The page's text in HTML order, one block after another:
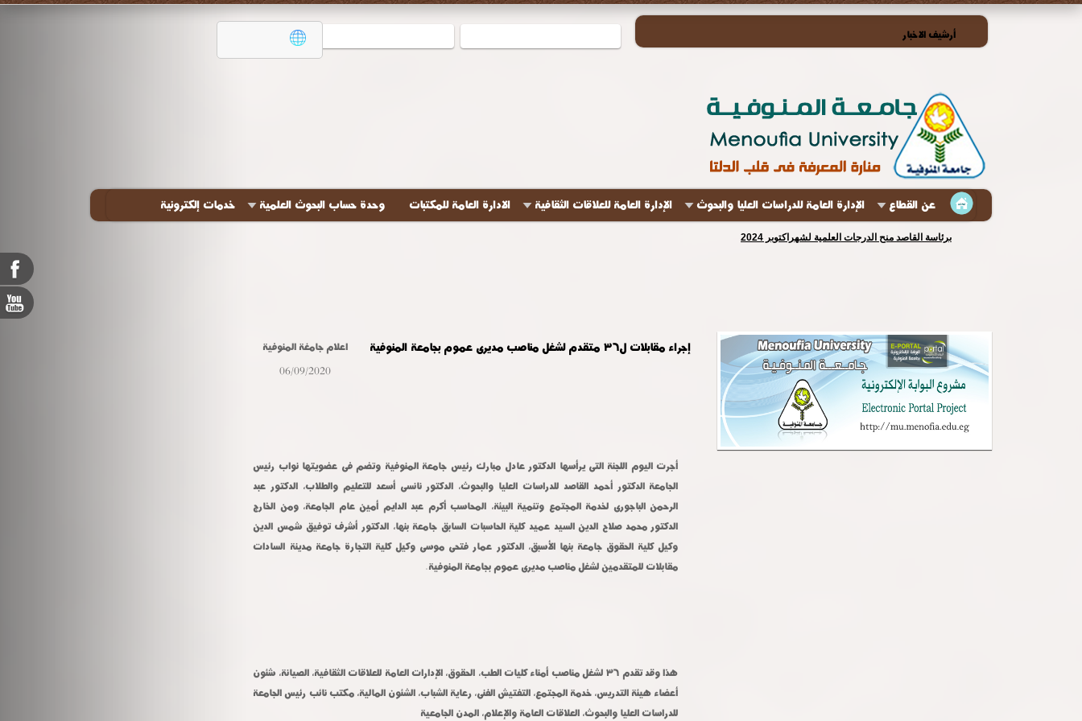
أرشيف الاخبار
عن القطاع الإدارة العامة للدراسات العليا والبحوث الإدارة العامة للعلاقات الثقافية الادارة العامة للمكتبات وحدة حساب البحوث العلمية خدمات إلكترونية
برئاسة القاصد منح الدرجات العلمية لشهراكتوبر 2024
إجراء مقابلات ل٣٦ متقدم لشغل مناصب مديرى عموم بجامعة المنوفية
اعلام جامغة المنوفية
06/09/2020
أجرت اليوم اللجنة التى يرأسها الدكتور عادل مبارك رئيس جامعة المنوفية وتضم فى عضويتها نواب رئيس
الرحمن الباجورى لخدمة المجتمع وتنمية البيئة، المحاسب أكرم عبد الدايم أمين عام الجامعة، ومن الخارج
الدكتور محمد صلاح الدين السيد عميد كلية الحاسبات السابق جامعة بنها، الدكتور أشرف توفيق شمس الدين
وكيل كلية الحقوق جامعة بنها الأسبق، الدكتور عمار فتحى موسى وكيل كلية التجارة جامعة مدينة السادات
مقابلات للمتقدمين لشغل مناصب مديرى عموم بجامعة المنوفية.
للدراسات العليا والبحوث، العلاقات العامة والإعلام، المدن الجامعية